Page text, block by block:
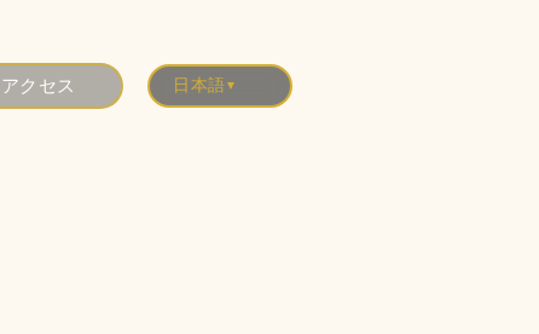
アクセス 日本語▼